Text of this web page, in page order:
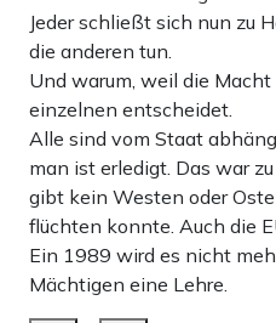
Jeder schließt sich nun zu
die anderen tun.
Und warum, weil die
einzelnen entscheidet.
Alle sind vom Staat
man ist erledigt. Das war
gibt kein Westen oder
flüchten konnte. Auch die
Ein 1989 wird es nicht
Mächtigen eine Lehre.